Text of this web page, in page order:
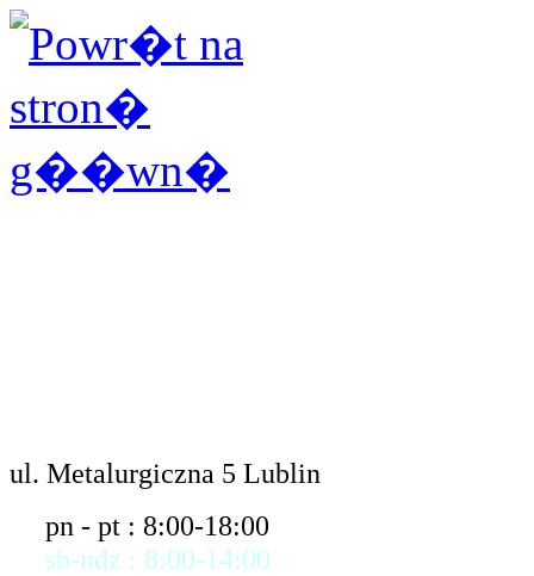
ul. Metalurgiczna 5 Lublin
pn - pt : 8:00-18:00
sb-ndz : 8:00-14:00